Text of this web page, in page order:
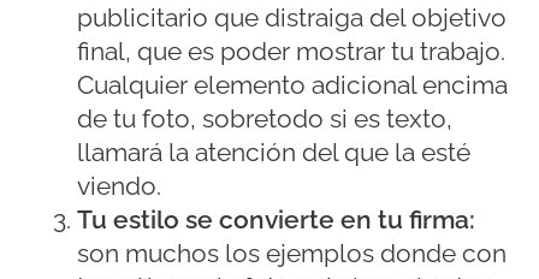
publicitario que distraiga del objetivo
final, que es poder mostrar tu trabajo.
Cualquier elemento adicional encima
de tu foto, sobretodo si es texto,
llamará la atención del que la esté
viendo.
Tu estilo se convierte en tu firma:
son muchos los ejemplos donde con